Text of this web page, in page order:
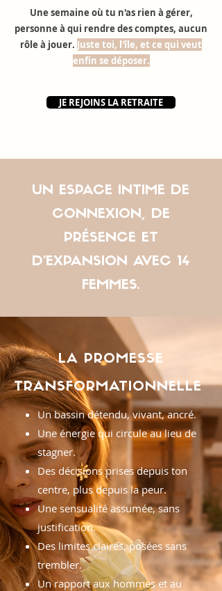
Une semaine où tu n'as rien à gérer,
personne à qui rendre des comptes, aucun
rôle à jouer. Juste toi, l'île, et ce qui veut
enfin se déposer.
JE REJOINS LA RETRAITE
UN ESPACE INTIME DE
CONNEXION, DE
PRÉSENCE ET
D'EXPANSION AVEC 14
FEMMES.
Un bassin détendu, vivant, ancré.
Une énergie qui circule au lieu de
stagner.
Des décisions prises depuis ton
centre, plus depuis la peur.
Une sensualité assumée, sans
justification.
Des limites claires, posées sans
trembler.
Un rapport aux hommes et au
LA PROMESSE
TRANSFORMATIONNELLE